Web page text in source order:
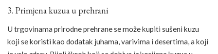
3. Primjena kuzua u prehrani
U trgovinama prirodne prehrane se može kupiti sušeni kuzu
koji se koristi kao dodatak juhama, varivima i desertima, a koji